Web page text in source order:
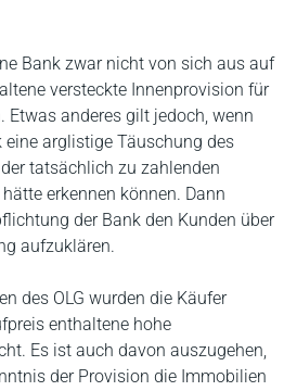
Bank zwar nicht von sich aus auf
versteckte Innenprovision für
Etwas anderes gilt jedoch, wenn
arglistige Täuschung des
tatsächlich zu zahlenden
erkennen können. Dann
der Bank den Kunden über
aufzuklären.
des OLG wurden die Käufer
enthaltene hohe
Es ist auch davon auszugehen,
der Provision die Immobilien